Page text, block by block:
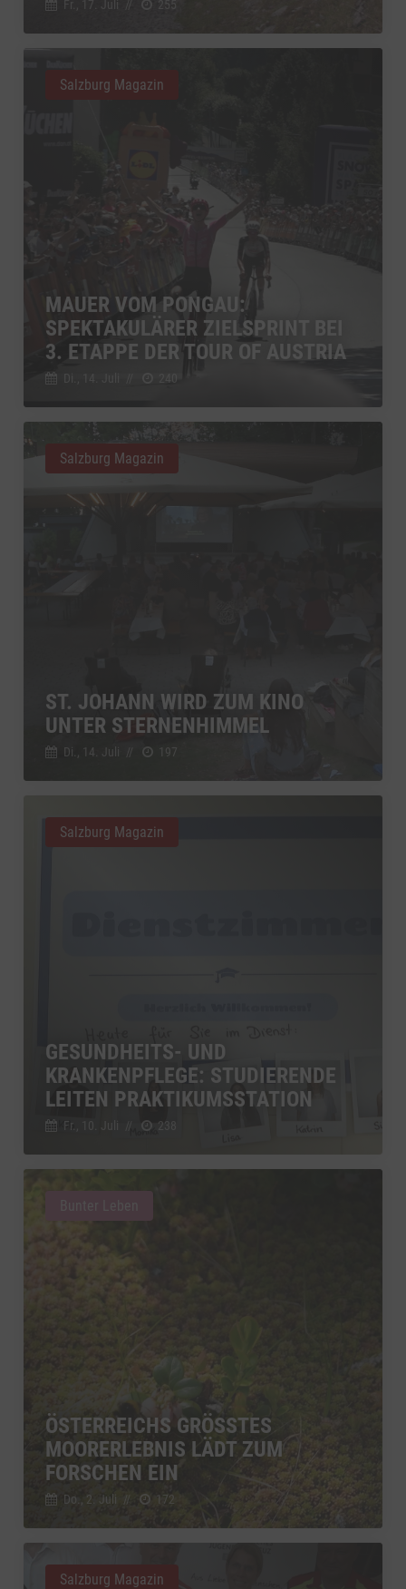
Fr., 17. Juli // 255
MAUER VOM PONGAU:
SPEKTAKULÄRER ZIELSPRINT BEI
3. ETAPPE DER TOUR OF AUSTRIA
Salzburg Magazin
ST. JOHANN WIRD ZUM KINO
UNTER STERNENHIMMEL
Di., 14. Juli // 197
Salzburg Magazin
GESUNDHEITS- UND
KRANKENPFLEGE: STUDIERENDE
LEITEN PRAKTIKUMSSTATION
Fr., 10. Juli // 238
Salzburg Magazin
ÖSTERREICHS GRÖSSTES M
OORERLEBNIS LÄDT ZUM F
ORSCHEN EIN
Do., 2. Juli // 172
Salzburg Magazin